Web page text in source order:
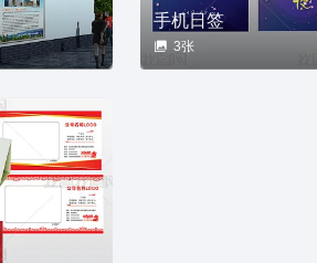
手机日签
3张